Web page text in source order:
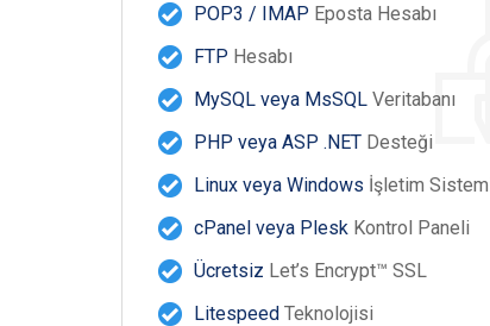
POP3 / IMAP Eposta Hesabı
FTP Hesabı
MySQL veya MsSQL Veritabanı
PHP veya ASP .NET Desteği
Linux veya Windows İşletim
cPanel veya Plesk Kontrol Paneli
Ücretsiz Let’s Encrypt™ SSL
Litespeed Teknolojisi